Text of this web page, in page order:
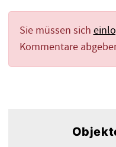
Sie müssen sich
Kommentare